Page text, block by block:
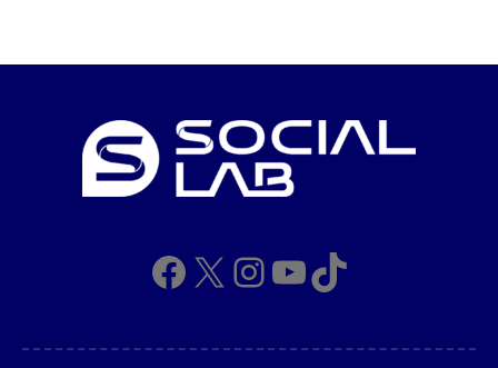
Facebook
X Instagram
YouTube
TikTok